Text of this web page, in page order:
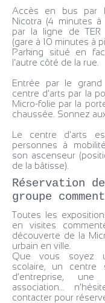
Accès en bus par
Nicotra (4 minutes
par la ligne de TER
(gare à 10 minutes à
Parking situé en
l'autre côté de la rue.
Entrée par le
centre d'arts par la
Micro-folie par la
chaussée. Sonnez
Le centre d'arts
personnes à
son ascenseur
de la bâtisse).
Réservation
groupe
Toutes les
en visites
découverte de la
urbain en ville.
Que vous soyez
scolaire, un centre
d’entreprise,
association...
contacter pour